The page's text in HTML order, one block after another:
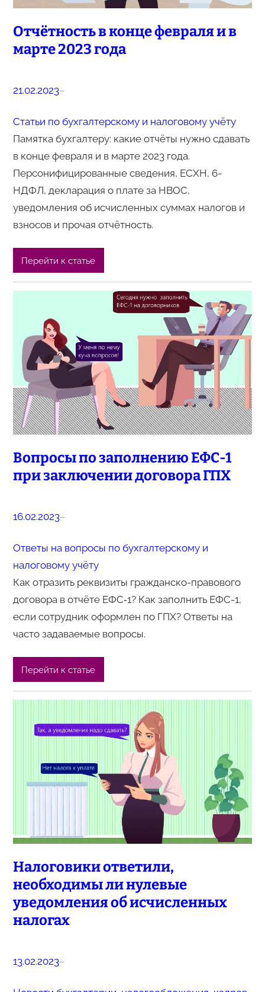
Отчётность в конце февраля и в
марте 2023 года
21.02.2023–
Статьи по бухгалтерскому и налоговому учёту
Памятка бухгалтеру: какие отчёты нужно сдавать
в конце февраля и в марте 2023 года.
Персонифицированные сведения, ЕСХН, 6-
НДФЛ, декларация о плате за НВОС,
уведомления об исчисленных суммах налогов и
взносов и прочая отчётность.
Перейти к статье
Вопросы по заполнению ЕФС-1
при заключении договора ГПХ
16.02.2023–
Ответы на вопросы по бухгалтерскому и
налоговому учёту
Как отразить реквизиты гражданско-правового
договора в отчёте ЕФС‑1? Как заполнить ЕФС-1,
если сотрудник оформлен по ГПХ? Ответы на
часто задаваемые вопросы.
Перейти к статье
Налоговики ответили,
необходимы ли нулевые
уведомления об исчисленных
налогах
13.02.2023–